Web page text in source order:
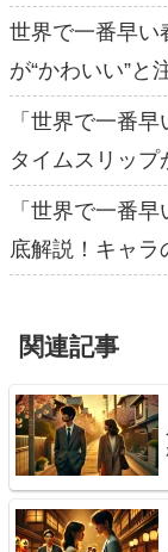
世界で一番早い
が“かわいい”と
「世界で一番
タイムスリッ
「世界で一番
底解説！キャラ
関連記事